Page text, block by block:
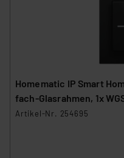
Homematic IP Smart
fach-Glasrahmen, 1x
Artikel-Nr. 254695